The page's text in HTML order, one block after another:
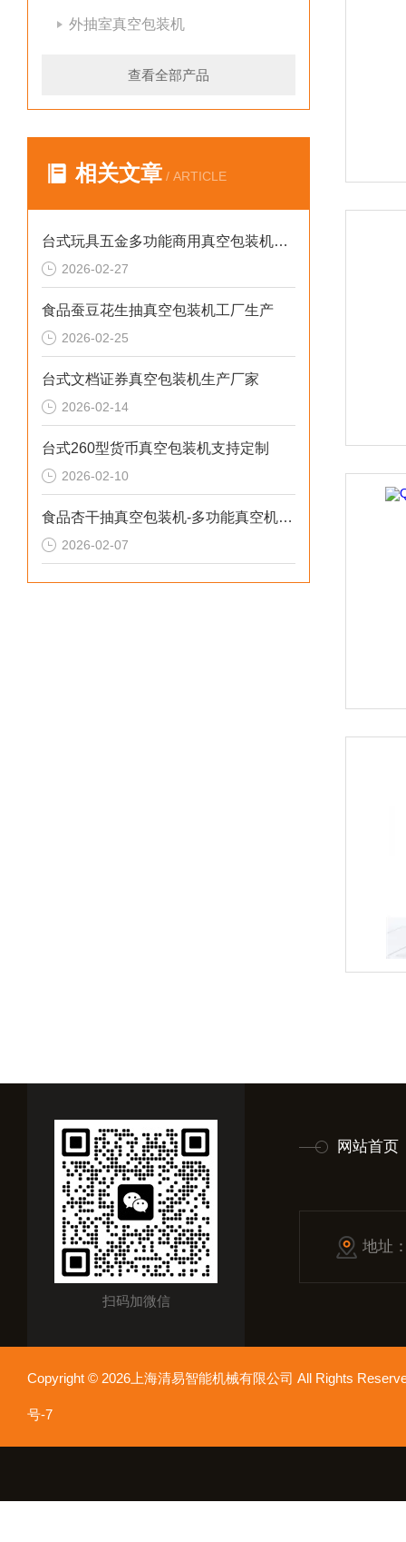
外抽室真空包装机
查看全部产品
相关文章 / ARTICLE
台式玩具五金多功能商用真空包装机参数
2026-02-27
食品蚕豆花生抽真空包装机工厂生产
2026-02-25
台式文档证券真空包装机生产厂家
2026-02-14
台式260型货币真空包装机支持定制
2026-02-10
食品杏干抽真空包装机-多功能真空机生产厂家
2026-02-07
扫码加微信
网站首页
地址
Copyright © 2026上海清易智能机械有限公司 All Rights
号-7